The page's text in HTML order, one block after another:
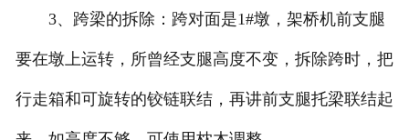
3、跨梁的拆除：跨对面是1#墩，架桥机前支腿
要在墩上运转，所曾经支腿高度不变，拆除跨时，把
行走箱和可旋转的铰链联结，再讲前支腿托梁联结起